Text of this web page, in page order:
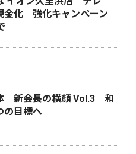
金化 強化キャンペーン
新会長の横顔 Vol.3 和
の目標へ